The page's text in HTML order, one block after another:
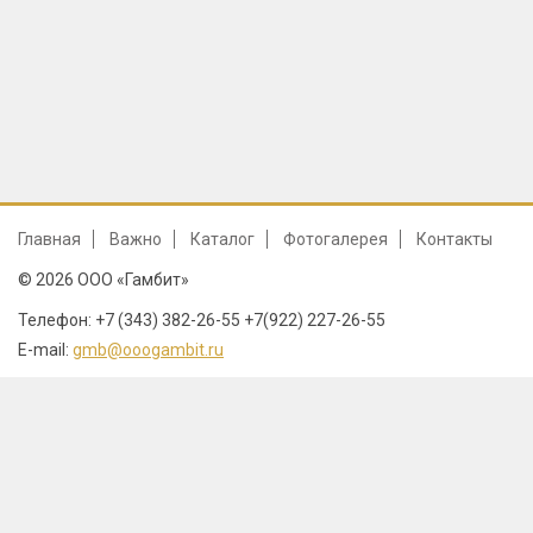
Главная Важно Каталог Фотогалерея Контакты
© 2026 ООО «Гамбит»
Телефон: +7 (343) 382-26-55 +7(922) 227-26-55
E-mail: gmb@ooogambit.ru